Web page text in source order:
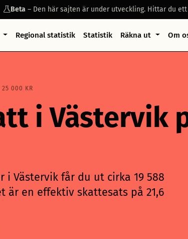
Beta– Den här sajten är under utveckling. Hittar du
Regional statistik Statistik Räkna ut Om
25 000 KR
i Västervik
Västervik får du ut cirka 19 588
är en effektiv skattesats på 21,6